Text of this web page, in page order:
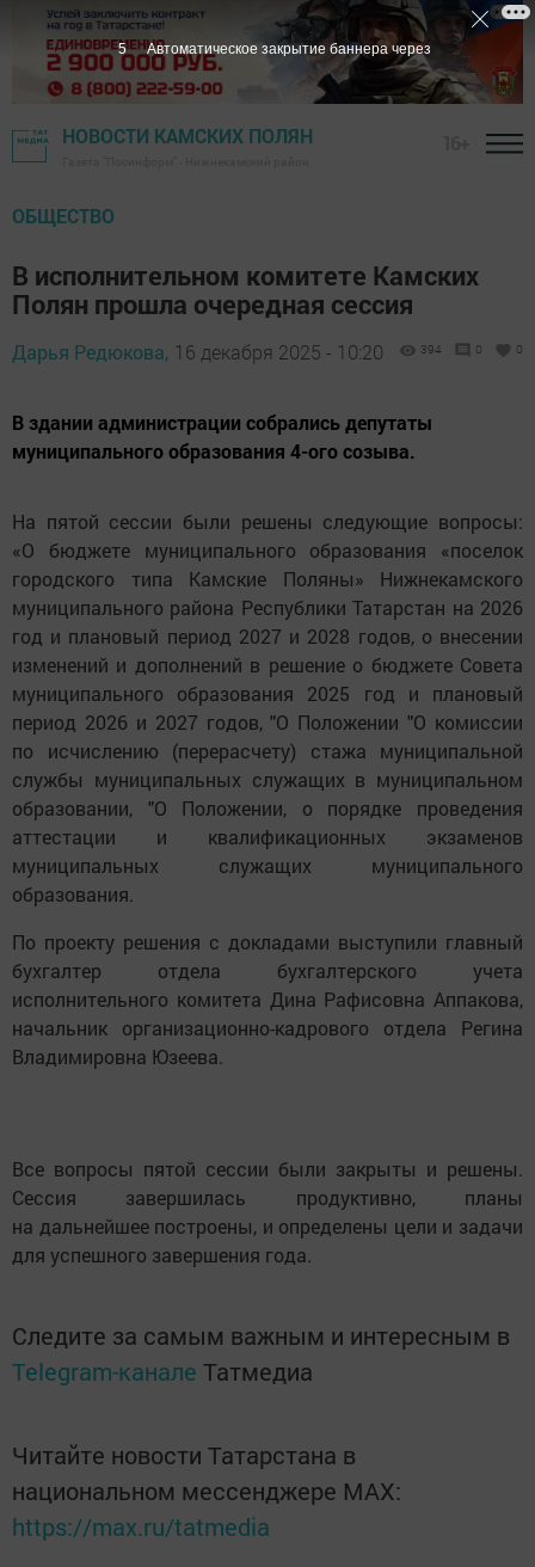
НОВОСТИ КАМСКИХ ПОЛЯН
ОБЩЕСТВО
В исполнительном комитете Камских
Полян прошла очередная сессия
Дарья Редюкова, 16 декабря 2025 - 10:20 394 0 0
В здании администрации собрались депутаты
муниципального образования 4-ого созыва.
На пятой сессии были решены следующие вопросы:
«О бюджете муниципального образования «поселок
городского типа Камские Поляны» Нижнекамского
муниципального района Республики Татарстан на 2026
год и плановый период 2027 и 2028 годов, о внесении
изменений и дополнений в решение о бюджете Совета
муниципального образования 2025 год и плановый
период 2026 и 2027 годов, "О Положении "О комиссии
по исчислению (перерасчету) стажа муниципальной
службы муниципальных служащих в муниципальном
образовании, "О Положении, о порядке проведения
аттестации и квалификационных экзаменов
муниципальных служащих муниципального
образования.
По проекту решения с докладами выступили главный
бухгалтер отдела бухгалтерского учета
исполнительного комитета Дина Рафисовна Аппакова,
начальник организационно-кадрового отдела Регина
Владимировна Юзеева.
Все вопросы пятой сессии были закрыты и решены.
Сессия завершилась продуктивно, планы
на дальнейшее построены, и определены цели и задачи
для успешного завершения года.
Следите за самым важным и интересным в
Telegram-канале Татмедиа
Читайте новости Татарстана в
национальном мессенджере MАХ:
https://max.ru/tatmedia
3 Автоматическое закрытие баннера через